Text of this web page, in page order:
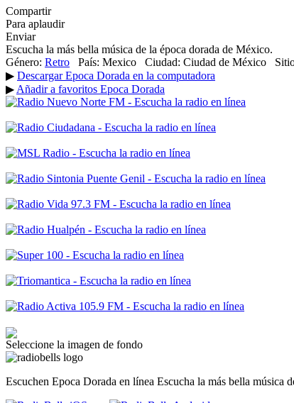
Compartir
Para aplaudir
Enviar
Escucha la más bella música de la época dorada de México.
Género: Retro País: Mexico Ciudad: Ciudad de México
▶ Descargar Epoca Dorada en la computadora
▶ Añadir a favoritos Epoca Dorada
Seleccione la imagen de fondo
Escuchen Epoca Dorada en línea Escucha la más bella